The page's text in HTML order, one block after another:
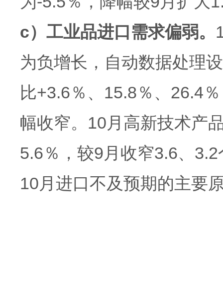
c）工业品进口需求偏弱。
为负增长，自动数据处理
比+3.6％、15.8％、26.4
幅收窄。10月高新技术产
5.6％，较9月收窄3.6、
10月进口不及预期的主要